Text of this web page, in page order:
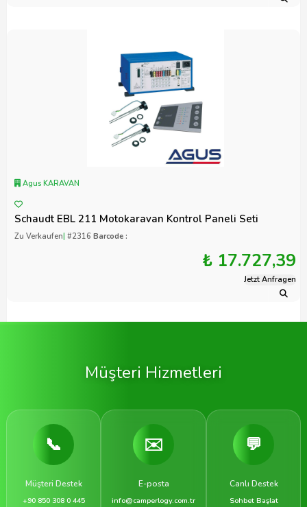
Agus KARAVAN
Schaudt EBL 211 Motokaravan Kontrol Paneli Seti
Zu Verkaufen| #2316 Barcode :
₺ 17.727,39
Jetzt Anfragen
Müşteri Hizmetleri
📞
Müşteri Destek
+90 850 308 0 445
✉️
E-posta
info@camperlogy.com.tr
💬
Canlı Destek
Sohbet Başlat